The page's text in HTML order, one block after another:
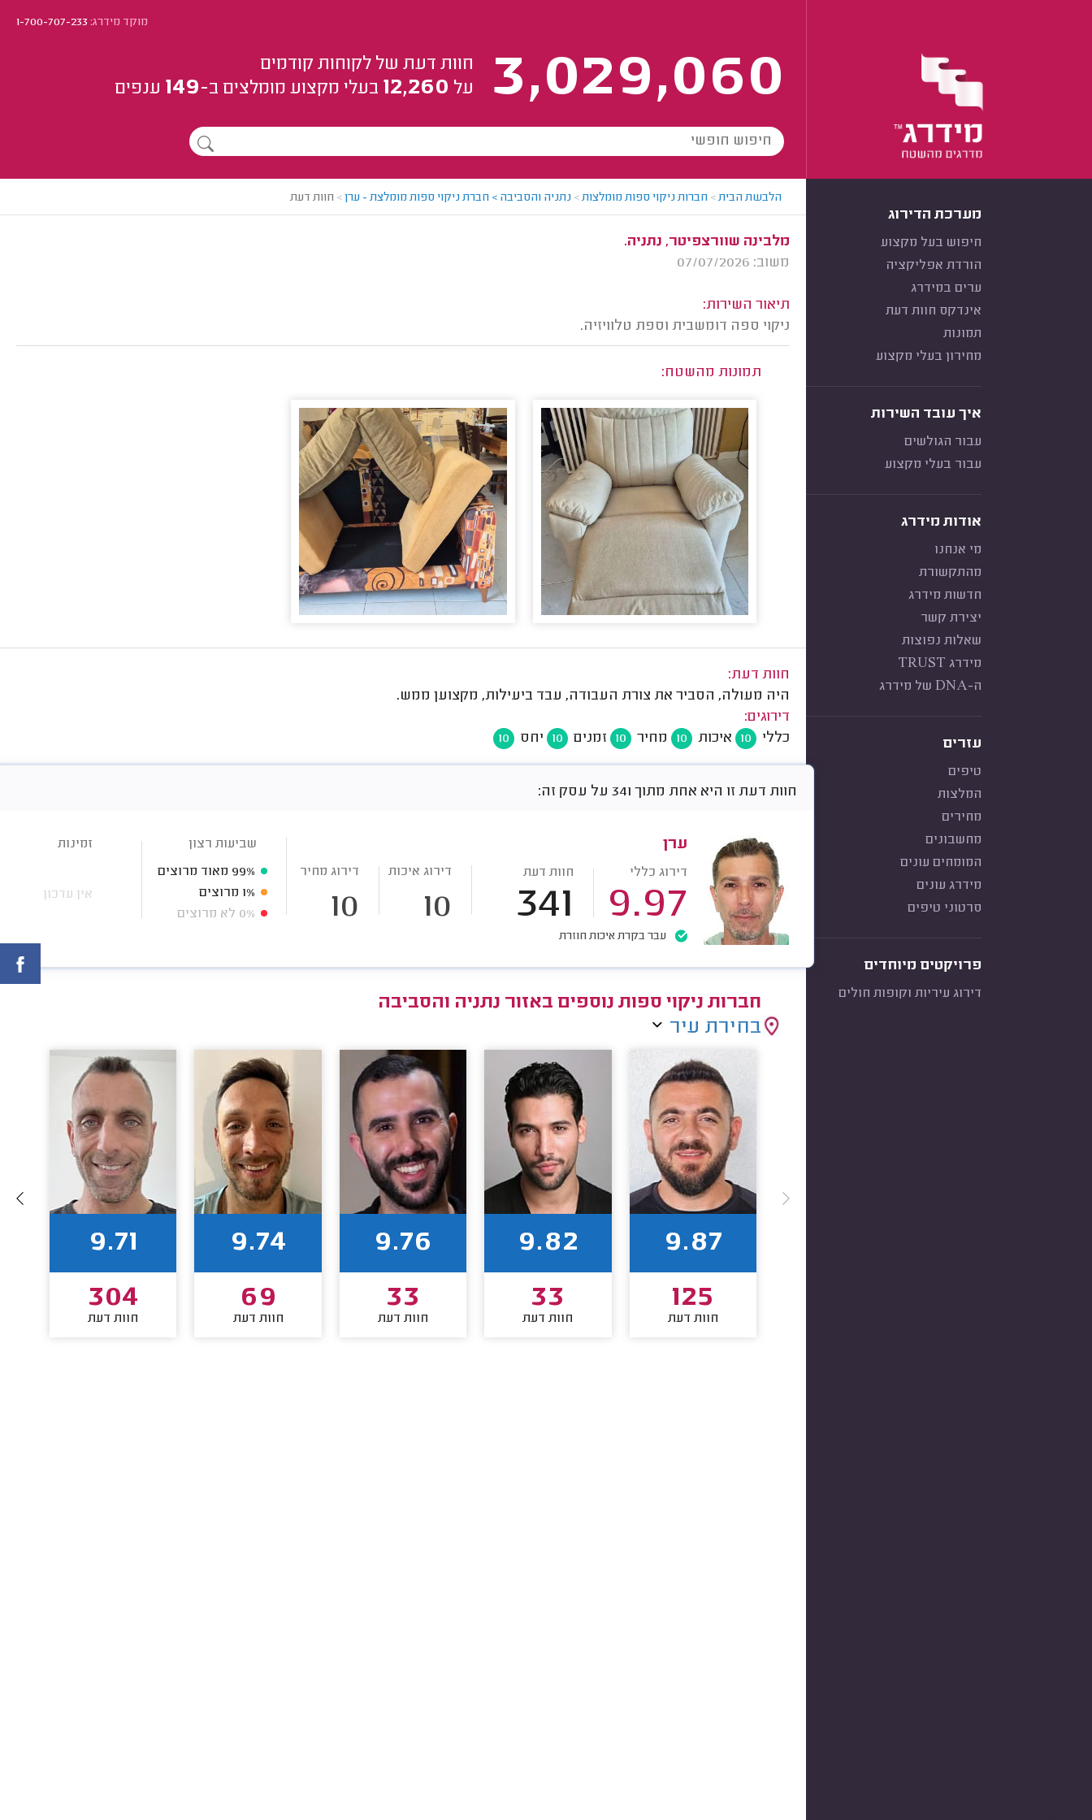
מוקד מידרג:1-700-707-233
3,029,060
חוות דעת של לקוחות קודמים
על 12,260 בעלי מקצוע מומלצים ב-149 ענפים
מערכת הדירוג
חיפוש בעל מקצוע
הורדת אפליקציה
ערים במידרג
אינדקס חוות דעת
תמונות
מחירון בעלי מקצוע
איך עובד השירות
עבור הגולשים
עבור בעלי מקצוע
אודות מידרג
מי אנחנו
מהתקשורת
חדשות מידרג
יצירת קשר
שאלות נפוצות
מידרג TRUST
ה-DNA של מידרג
עזרים
טיפים
המלצות
מחירים
מחשבונים
המומחים עונים
מידרג עונים
סרטוני טיפים
פרויקטים מיוחדים
דירוג עיריות וקופות חולים
הלבשת הבית> חברות ניקוי ספות מומלצות> נתניה והסביבה > חברת ניקוי ספות מומלצת - ערן> חוות דעת
מלבינה שוורצפיטר, נתניה.
משוב: 07/07/2026
תיאור השירות:
ניקוי ספה דומשבית וספת טלוויזיה.
תמונות מהשטח:
חוות דעת:
היה מעולה, הסביר את צורת העבודה, עבד ביעילות, מקצוען ממש.
דירוגים:
כללי
10 איכות 10 מחיר 10 זמנים 10 יחס 10
חוות דעת זו היא אחת מתוך 341 על עסק זה:
ערן
דירוג כללי
9.97
חוות דעת
341
דירוג איכות
10
דירוג מחיר
10
עבר בקרת איכות חוזרת
שביעות רצון
99% מאוד מרוצים
1% מרוצים
0% לא מרוצים
זמינות
אין עדכון
חברות ניקוי ספות נוספים באזור נתניה והסביבה
בחירת עיר
9.87
125
חוות דעת
9.82
33
חוות דעת
9.76
33
חוות דעת
9.74
69
חוות דעת
9.71
304
חוות דעת